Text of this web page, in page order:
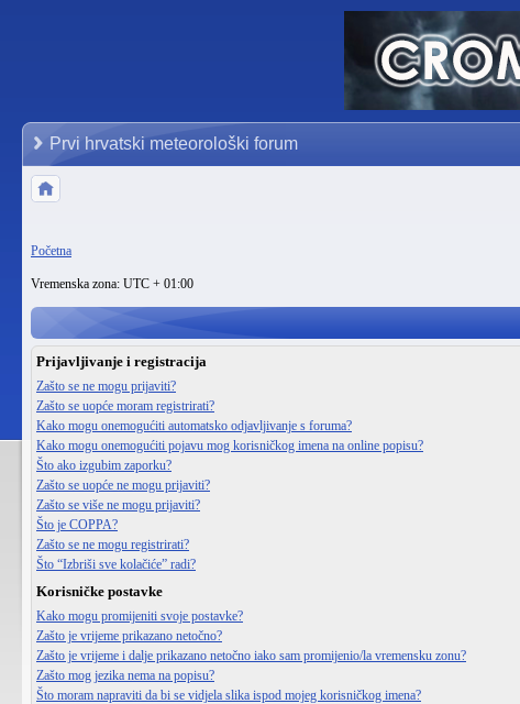
Prvi hrvatski meteorološki forum
Početna
Vremenska zona: UTC + 01:00
Prijavljivanje i registracija
Zašto se ne mogu prijaviti?
Zašto se uopće moram registrirati?
Kako mogu onemogućiti automatsko odjavljivanje s foruma?
Kako mogu onemogućiti pojavu mog korisničkog imena na online popisu?
Što ako izgubim zaporku?
Zašto se uopće ne mogu prijaviti?
Zašto se više ne mogu prijaviti?
Što je COPPA?
Zašto se ne mogu registrirati?
Što “Izbriši sve kolačiće” radi?
Korisničke postavke
Kako mogu promijeniti svoje postavke?
Zašto je vrijeme prikazano netočno?
Zašto je vrijeme i dalje prikazano netočno iako sam promijenio/la vremensku zonu?
Zašto mog jezika nema na popisu?
Što moram napraviti da bi se vidjela slika ispod mojeg korisničkog imena?